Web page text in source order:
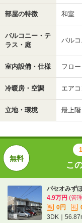
部屋の特徴 和室
バルコニー・テ
ラス・庭
バル
室内設備・仕様 フロ
冷暖房・空調 エアコ
立地・環境 最上
こ
パセオみず
4.9万円 (管
敷 0円 礼
3DK｜